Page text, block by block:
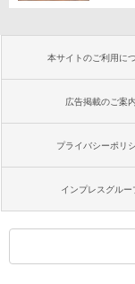
本サイトのご利用に
広告掲載のご案内
プライバシーポリ
インプレスグルー